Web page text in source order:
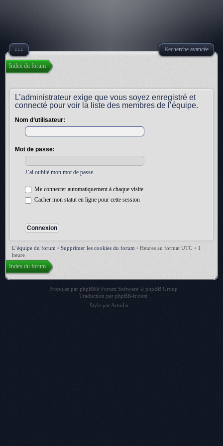
↓↓↓ Recherche avancée
Index du forum
L’administrateur exige que vous soyez enregistré et
connecté pour voir la liste des membres de l’équipe.
Nom d’utilisateur:
Mot de passe:
J’ai oublié mon mot de passe
Me connecter automatiquement à chaque visite
Cacher mon statut en ligne pour cette session
L’équipe du forum • Supprimer les cookies du forum • Heures au format UTC + 1
heure
Index du forum
Propulsé par phpBB® Forum Software © phpBB Group
Traduction par phpBB-fr.com
Style par Artodia